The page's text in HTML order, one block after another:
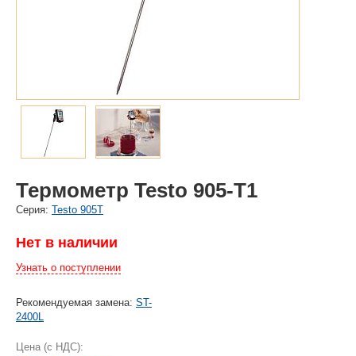
Термометр Testo 905-T1
Cерия: Testo 905T
Нет в наличии
Узнать о поступлении
Рекомендуемая замена: ST-
2400L
Цена (с НДС):